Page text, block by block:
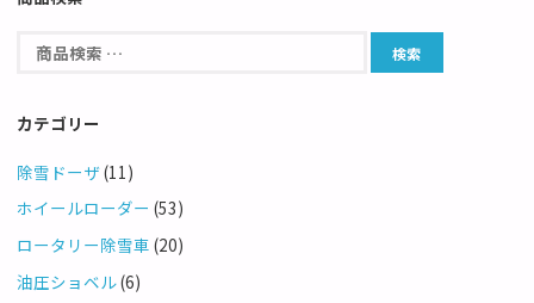
カテゴリー
除雪ドーザ(11)
ホイールローダー (53)
ロータリー除雪車 (20)
油圧ショベル(6)